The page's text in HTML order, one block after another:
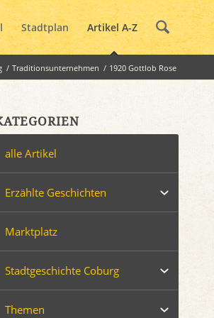
Stadtplan Artikel A-Z
/ Traditionsunternehmen / 1920 Gottlob Rose
alle Artikel
Erzählte Geschichten
Marktplatz
Stadtgeschichte Coburg
Themen